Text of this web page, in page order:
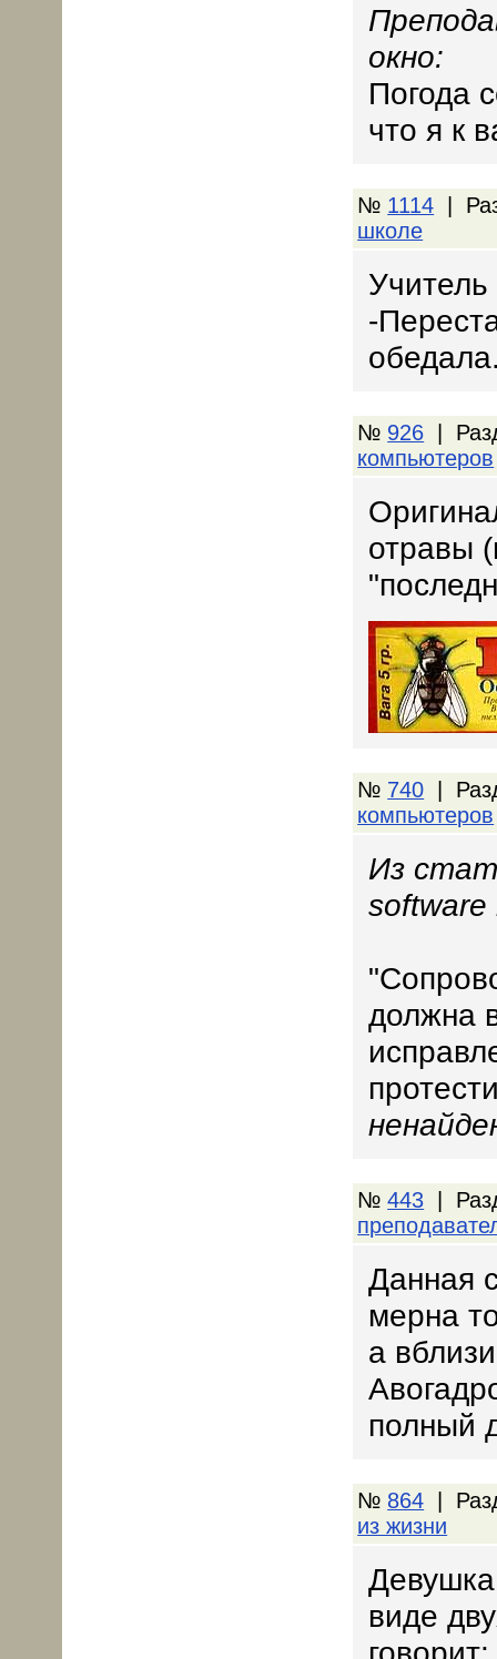
окно:
Погода
что я к
№ 1114 |
школе
Учитель
-
№ 926 |
компьютеров
отравы
№ 740 |
компьютеров
Из
должна
№443 |
Данная
мерна
а
полный
№ 864 |
из жизни
виде